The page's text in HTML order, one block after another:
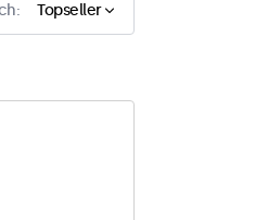
Topseller